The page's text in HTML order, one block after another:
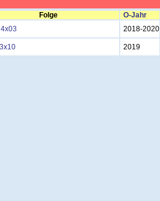
Folge O-Jahr
4x03 2018-2020
3x10 2019